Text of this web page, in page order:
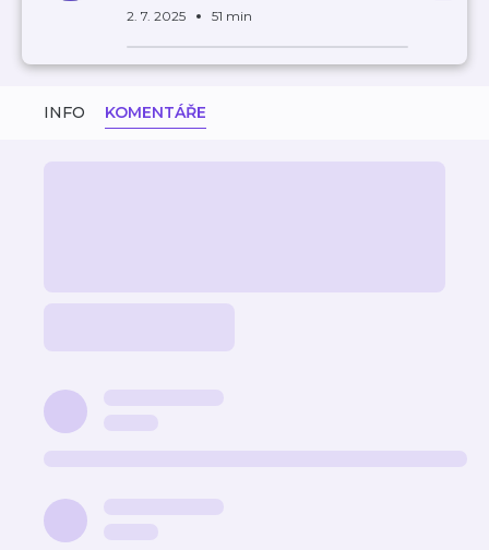
2. 7. 2025 51 min
INFO KOMENTÁŘE